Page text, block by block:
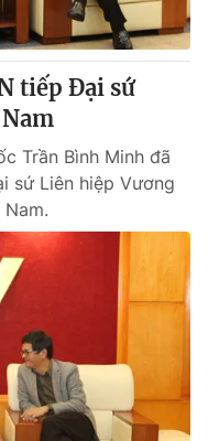
tiếp Đại sứ
Trần Bình Minh đã
sứ Liên hiệp Vương